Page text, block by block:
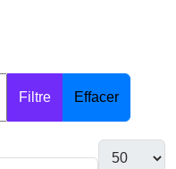
Filtre Effacer